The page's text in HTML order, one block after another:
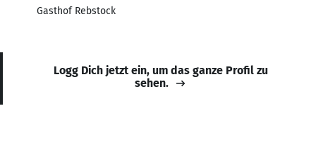
Gasthof Rebstock
Logg Dich jetzt ein, um das ganze Profil zu
sehen.